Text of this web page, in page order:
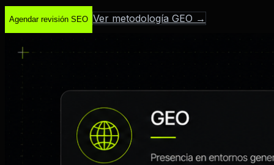
Agendar revisión SEO Ver metodología GEO →